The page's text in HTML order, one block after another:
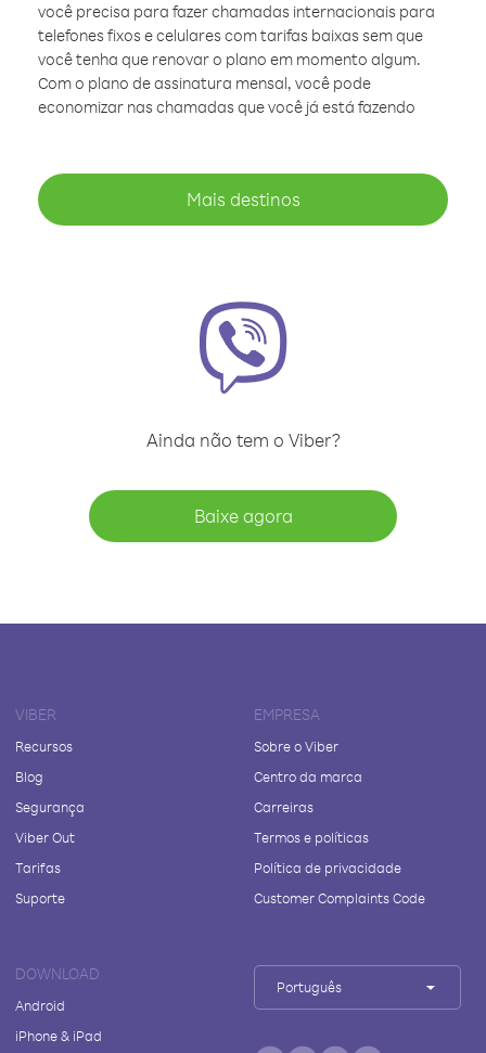
você precisa para fazer chamadas internacionais para
telefones fixos e celulares com tarifas baixas sem que
você tenha que renovar o plano em momento algum.
Com o plano de assinatura mensal, você pode
economizar nas chamadas que você já está fazendo
Mais destinos
Ainda não tem o Viber?
Baixe agora
VIBER
Recursos
Blog
Segurança
Viber Out
Tarifas
Suporte
EMPRESA
Sobre o Viber
Centro da marca
Carreiras
Termos e políticas
Política de privacidade
Customer Complaints Code
DOWNLOAD
Android
iPhone & iPad
Português